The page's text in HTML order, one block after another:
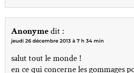
Anonymedit :
jeudi 26 décembre 2013 à 7 h 34 min
salut tout le monde !
en ce qui concerne les gommages